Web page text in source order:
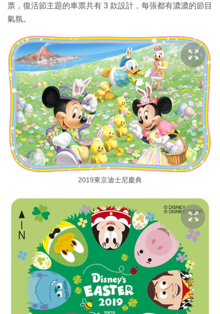
票，復活節主題的車票共有 3 款設計，每張都有濃濃的節目
氣氛。
2019東京迪士尼慶典